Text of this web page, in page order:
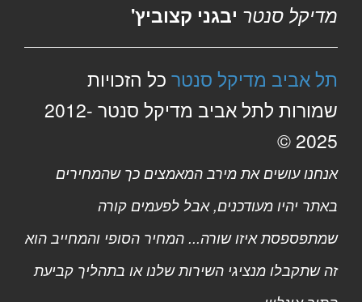
מדיקל סנטר יבגני קצוביץ'
תל אביב מדיקל סנטר כל הזכויות
שמורות לתל אביב מדיקל סנטר 2012-
2025 ©
אנחנו עושים את מירב המאמצים כך שהמחירים
באתר יהיו מעודכנים, אבל לפעמים קורה
שמתפספסת איזו שורה... המחיר הסופי והמחייב הוא
זה שתקבלו מנציגי השירות שלנו או בתהליך קביעת